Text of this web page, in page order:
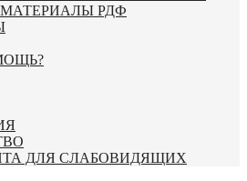
РДФ
ДЛЯ СЛАБОВИДЯЩИХ